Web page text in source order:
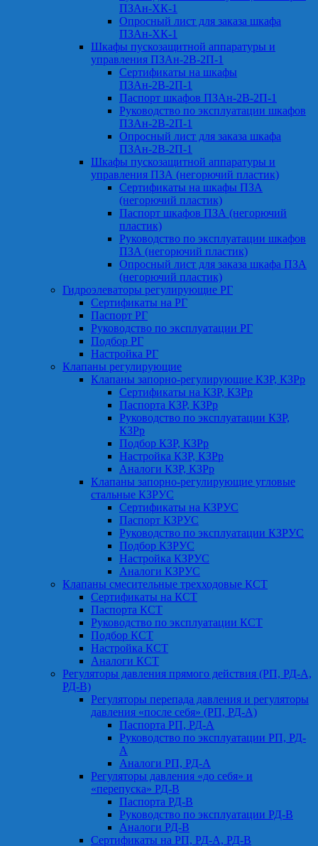
ПЗАн-ХК-1
Опросный лист для заказа шкафа
ПЗАн-ХК-1
Шкафы пускозащитной аппаратуры и
управления ПЗАн-2В-2П-1
Сертификаты на шкафы
ПЗАн-2В-2П-1
Паспорт шкафов ПЗАн-2В-2П-1
Руководство по эксплуатации шкафов
ПЗАн-2В-2П-1
Опросный лист для заказа шкафа
ПЗАн-2В-2П-1
Шкафы пускозащитной аппаратуры и
управления ПЗА (негорючий пластик)
Сертификаты на шкафы ПЗА
(негорючий пластик)
Паспорт шкафов ПЗА (негорючий
пластик)
Руководство по эксплуатации шкафов
ПЗА (негорючий пластик)
Опросный лист для заказа шкафа ПЗА
(негорючий пластик)
Гидроэлеваторы регулирующие РГ
Сертификаты на РГ
Паспорт РГ
Руководство по эксплуатации РГ
Подбор РГ
Настройка РГ
Клапаны регулирующие
Клапаны запорно-регулирующие КЗР, КЗРр
Сертификаты на КЗР, КЗРр
Паспорта КЗР, КЗРр
Руководство по эксплуатации КЗР,
КЗРр
Подбор КЗР, КЗРр
Настройка КЗР, КЗРр
Аналоги КЗР, КЗРр
Клапаны запорно-регулирующие угловые
стальные КЗРУС
Сертификаты на КЗРУС
Паспорт КЗРУС
Руководство по эксплуатации КЗРУС
Подбор КЗРУС
Настройка КЗРУС
Аналоги КЗРУС
Клапаны смесительные трехходовые КСТ
Сертификаты на КСТ
Паспорта КСТ
Руководство по эксплуатации КСТ
Подбор КСТ
Настройка КСТ
Аналоги КСТ
Регуляторы давления прямого действия (РП, РД-А,
РД-В)
Регуляторы перепада давления и регуляторы
давления «после себя» (РП, РД-А)
Паспорта РП, РД-А
Руководство по эксплуатации РП, РД-
А
Аналоги РП, РД-А
Регуляторы давления «до себя» и
«перепуска» РД-В
Паспорта РД-В
Руководство по эксплуатации РД-В
Аналоги РД-В
Сертификаты на РП, РД-А, РД-В